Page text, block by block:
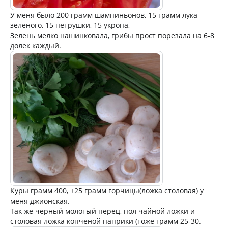
У меня было 200 грамм шампиньонов, 15 грамм лука
зеленого, 15 петрушки, 15 укропа,
Зелень мелко нашинковала, грибы прост порезала на 6-8
долек каждый.
Куры грамм 400, +25 грамм горчицы(ложка столовая) у
меня джионская.
Так же черный молотый перец, пол чайной ложки и
столовая ложка копченой паприки (тоже грамм 25-30.